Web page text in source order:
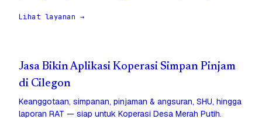
Lihat layanan →
Jasa Bikin Aplikasi Koperasi Simpan Pinjam
di Cilegon
Keanggotaan, simpanan, pinjaman & angsuran, SHU, hingga
laporan RAT — siap untuk Koperasi Desa Merah Putih.